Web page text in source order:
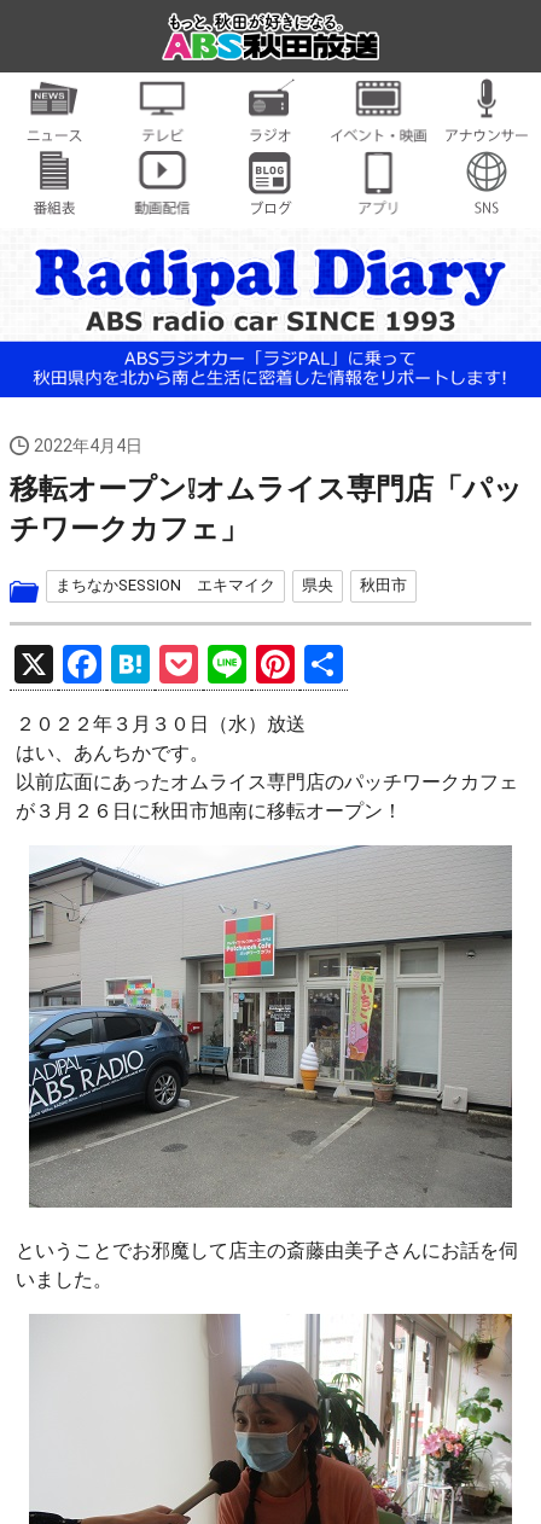
2022年4月4日
移転オープン❕オムライス専門店「パッ
チワークカフェ」
まちなかSESSION エキマイク 県央 秋田市
X
F
a
ce
b
o
o
k
H
at
e
n
a
P
o
ck
et
Li
n
e
Pi
nt
er
es
t
有
２０２２年３月３０日（水）放送
はい、あんちかです。
以前広面にあったオムライス専門店のパッチワークカフェ
が３月２６日に秋田市旭南に移転オープン！
ということでお邪魔して店主の斎藤由美子さんにお話を伺
いました。